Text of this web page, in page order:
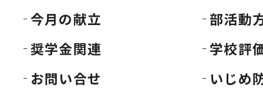
今月の献立
奨学金関連
お問い合せ
部活動
学校評
いじめ